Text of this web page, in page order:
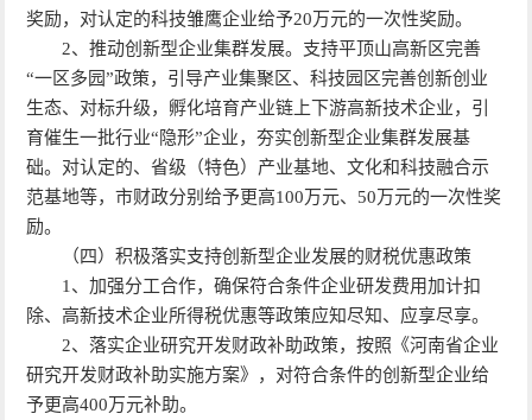
奖励，对认定的科技雏鹰企业给予20万元的一次性奖励。
2、推动创新型企业集群发展。支持平顶山高新区完善
“一区多园”政策，引导产业集聚区、科技园区完善创新创业
生态、对标升级，孵化培育产业链上下游高新技术企业，引
育催生一批行业“隐形”企业，夯实创新型企业集群发展基
础。对认定的、省级（特色）产业基地、文化和科技融合示
范基地等，市财政分别给予更高100万元、50万元的一次性奖
励。
（四）积极落实支持创新型企业发展的财税优惠政策
1、加强分工合作，确保符合条件企业研发费用加计扣
除、高新技术企业所得税优惠等政策应知尽知、应享尽享。
2、落实企业研究开发财政补助政策，按照《河南省企业
研究开发财政补助实施方案》，对符合条件的创新型企业给
予更高400万元补助。